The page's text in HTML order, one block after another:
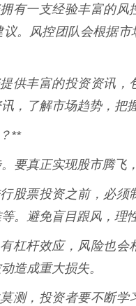
有一支经验丰富的风
。风控团队会根据市
供丰富的投资资讯，
，了解市场趋势，把
**
要真正实现股市腾飞
股票投资之前，必须
。避免盲目跟风，理
杠杆效应，风险也会
造成重大损失。
测，投资者要不断学